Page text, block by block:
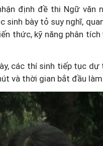
định đề thi Ngữ văn
bày tỏ suy nghĩ,
thức, kỹ năng phân
các thí sinh tiếp tục
và thời gian bắt đầu
Chính
động:
lập